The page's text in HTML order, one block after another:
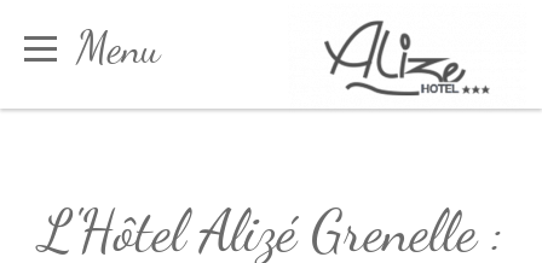
Menu
Réserver
L'Hôtel Alizé Grenelle :